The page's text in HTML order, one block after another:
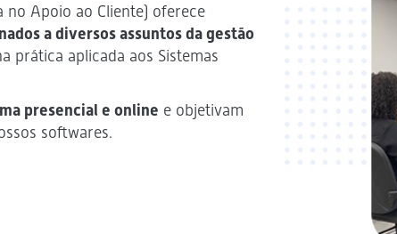
no Apoio ao Cliente) oferece
a diversos assuntos da gestão
prática aplicada aos Sistemas
presencial e online e objetivam
softwares.